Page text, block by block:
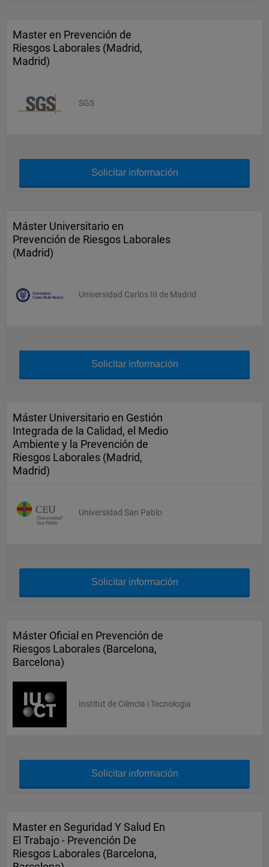
Master en Prevención de
Riesgos Laborales (Madrid,
Madrid)
SGS
Solicitar información
Máster Universitario en
Prevención de Riesgos Laborales
(Madrid)
Universidad Carlos III de Madrid
Solicitar información
Máster Universitario en Gestión
Integrada de la Calidad, el Medio
Ambiente y la Prevención de
Riesgos Laborales (Madrid,
Madrid)
Universidad San Pablo
Solicitar información
Máster Oficial en Prevención de
Riesgos Laborales (Barcelona,
Barcelona)
Institut de Ciència i Tecnologia
Solicitar información
Master en Seguridad Y Salud En
El Trabajo - Prevención De
Riesgos Laborales (Barcelona,